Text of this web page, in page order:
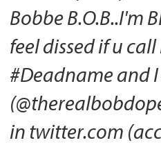
Bobbe B.O.B..I'm
feel dissed if u call
#Deadname and
in twitter.com